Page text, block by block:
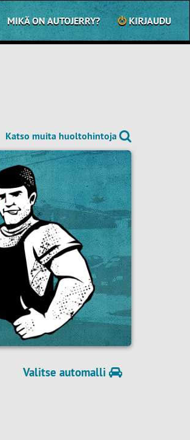
MIKÄ ON AUTOJERRY? KIRJAUDU
Katso muita huoltohintoja
Valitse automalli